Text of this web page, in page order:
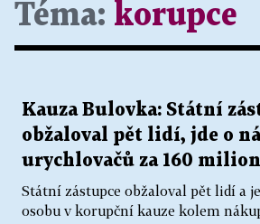
Téma: korupce
Kauza Bulovka: Státní
obžaloval pět lidí, jde o
urychlovačů za 160
Státní zástupce obžaloval pět lidí a
osobu v korupční kauze kolem